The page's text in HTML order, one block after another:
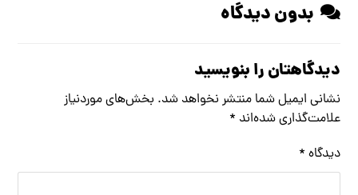
بدون دیدگاه
دیدگاهتان را بنویسید
نشانی ایمیل شما منتشر نخواهد شد. بخش‌های موردنیاز
علامت‌گذاری شده‌اند *
دیدگاه *